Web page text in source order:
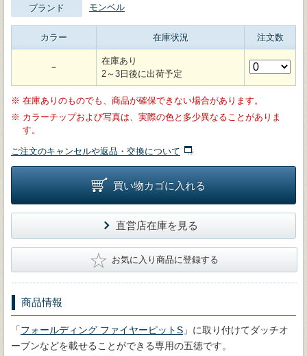
ブランド モンベル
カラー 在庫状況 注文数
－
在庫あり
2～3日後に出荷予定
※ 在庫ありのものでも、商品が確保できない場合があります。
※ カラーチップおよび写真は、実際の色と多少異なることがありま
す。
ご注文のキャンセルや返品・交換について
買い物カゴに入れる
直営店在庫を見る
★ お気に入り商品に登録する
商品情報
「フォールディング ファイヤーピットS 」に取り付けてダッチオ
ーブンなどを載せることができる専用の五徳です。